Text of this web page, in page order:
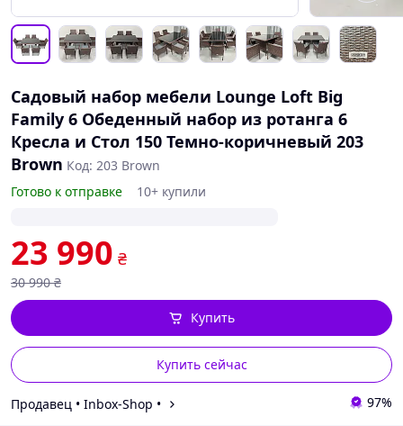
Садовый набор мебели Lounge Loft Big
Family 6 Обеденный набор из ротанга 6
Кресла и Стол 150 Темно-коричневый 203
Brown Код: 203 Brown
Готово к отправке
10+ купили
23 990 ₴
30 990 ₴
Купить сейчас
Купить
Продавец • Inbox-Shop • 97%